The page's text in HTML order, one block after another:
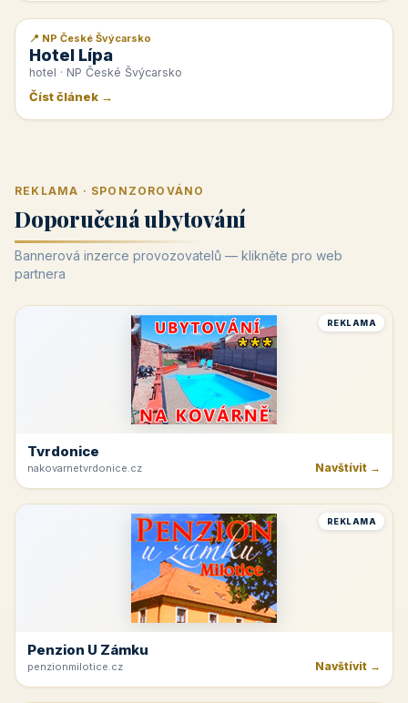
📰 PR článek
📍 NP České Švýcarsko
Hotel Lípa
hotel · NP České Švýcarsko
Číst článek →
REKLAMA · SPONZOROVÁNO
Doporučená ubytování
Bannerová inzerce provozovatelů — klikněte pro web
partnera
REKLAMA
Tvrdonice
nakovarnetvrdonice.cz Navštívit →
REKLAMA
Penzion U Zámku
penzionmilotice.cz Navštívit →